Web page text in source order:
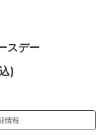
スデー
)
情報